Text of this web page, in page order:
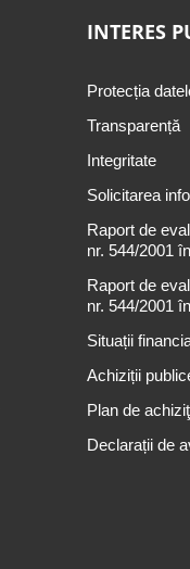
INTERES
Protecția
Transparență
Integritate
Solicitarea
Raport de
nr. 544/2001
Raport de
nr. 544/2001
Situații
Achiziții
Plan de
Declarații de